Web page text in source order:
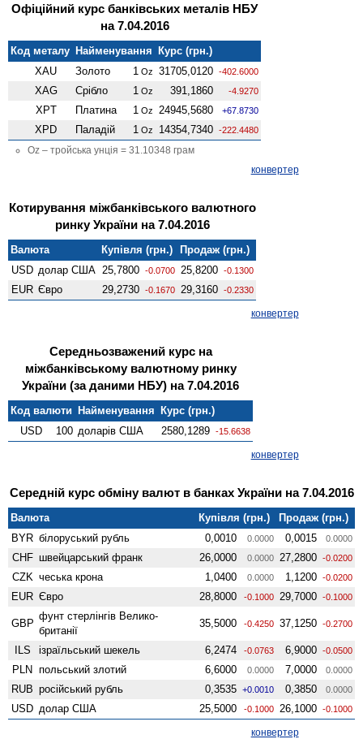
Офіційний курс банківських металів НБУ
на 7.04.2016
Код металу Найменування Курс (грн.)
XAU
Золото 1 Oz 31705,0120 -402.6000
XAG Срібло 1 Oz 391,1860 -4.9270
XPT Платина 1 Oz 24945,5680 +67.8730
XPD Паладій 1 Oz 14354,7340 -222.4480
Oz – тройська унція = 31.10348 грам
конвертер
Котирування міжбанківського валютного
ринку України на 7.04.2016
Валюта Купівля (грн.)
Продаж (грн.)
USD долар США 25,7800 -0.0700 25,8200 -0.1300
EUR Євро 29,2730 -0.1670 29,3160 -0.2330
конвертер
Середньозважений курс на
міжбанківському валютному ринку
України (за даними НБУ) на 7.04.2016
Код валюти Найменування Курс (грн.)
USD
100 доларів США 2580,1289 -15.6638
конвертер
Середній курс обміну валют в банках України на 7.04.2016
Валюта Купівля (грн.)
Продаж (грн.)
BYR білоруський рубль 0,0010 0.0000 0,0015 0.0000
CHF швейцарський франк 26,0000 0.0000 27,2800 -0.0200
CZK чеська крона 1,0400 0.0000 1,1200 -0.0200
EUR Євро 28,8000 -0.1000 29,7000 -0.1000
GBP
фунт стерлінгів Велико­
британії
35,5000 -0.4250 37,1250 -0.2700
ILS ізраїльський шекель 6,2474 -0.0763 6,9000 -0.0500
PLN польський злотий 6,6000 0.0000 7,0000 0.0000
RUB російський рубль 0,3535 +0.0010 0,3850 0.0000
USD долар США 25,5000 -0.1000 26,1000 -0.1000
конвертер